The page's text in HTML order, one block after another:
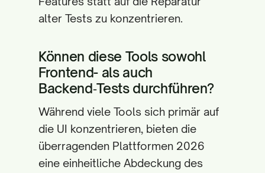
alter Tests zu konzentrieren.
Können diese Tools sowohl
Frontend- als auch
Backend‑Tests durchführen?
Während viele Tools sich primär auf
die UI konzentrieren, bieten die
überragenden Plattformen 2026
eine einheitliche Abdeckung des